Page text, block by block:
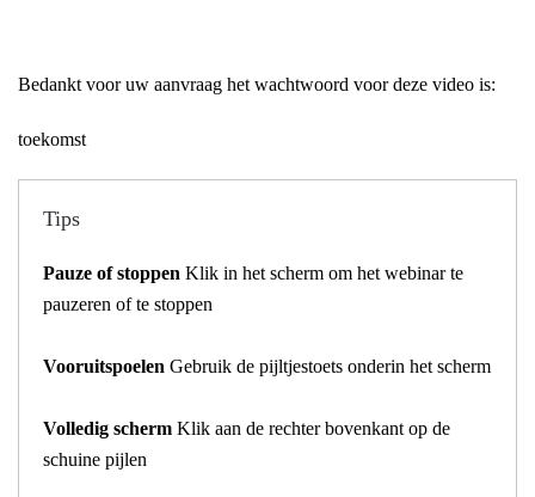
Bedankt voor uw aanvraag het wachtwoord voor deze video is:
toekomst
Tips
Pauze of stoppen Klik in het scherm om het webinar te
pauzeren of te stoppen
Vooruitspoelen Gebruik de pijltjestoets onderin het scherm
Volledig scherm Klik aan de rechter bovenkant op de
schuine pijlen